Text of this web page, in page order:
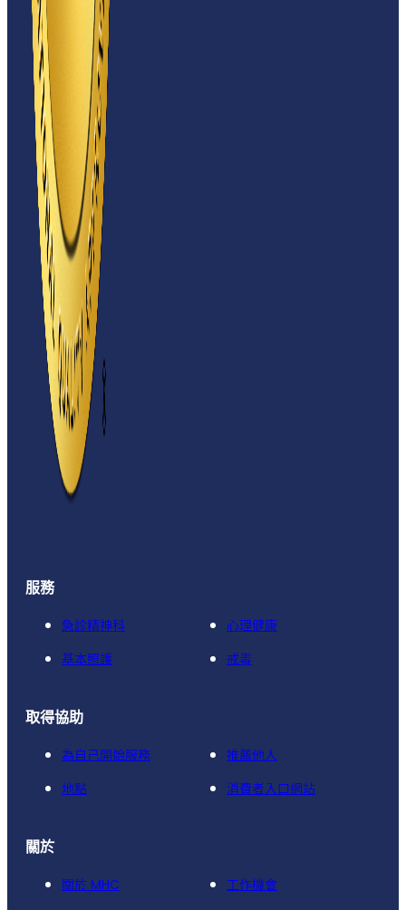
服務
急診精神科
心理健康
基本照護
戒毒
取得協助
為自己開始服務
推薦他人
地點
消費者入口網站
關於
關於 MHC
工作機會